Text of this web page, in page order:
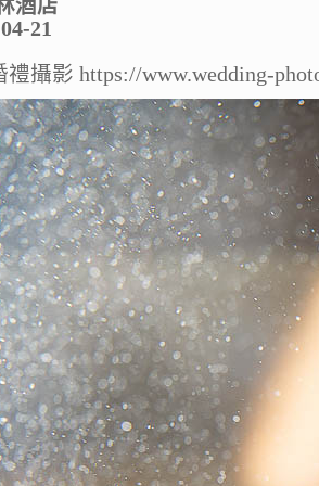
酒店
21
攝影 https://www.wedding-